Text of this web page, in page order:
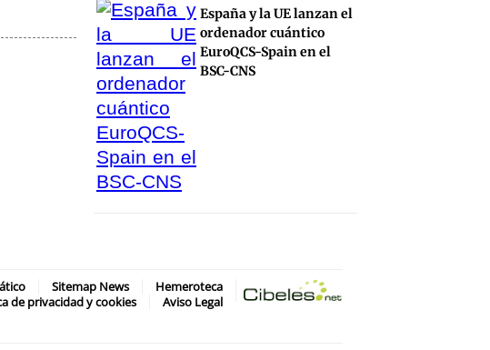
España y la UE lanzan el
ordenador cuántico
EuroQCS-Spain en el
BSC-CNS
Sitemap News
Hemeroteca
de privacidad y cookies
Aviso Legal